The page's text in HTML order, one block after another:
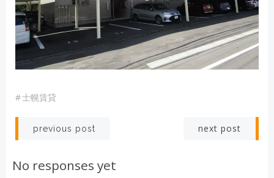
#士幌賃貸
Post
navigation
previous post next post
No responses yet